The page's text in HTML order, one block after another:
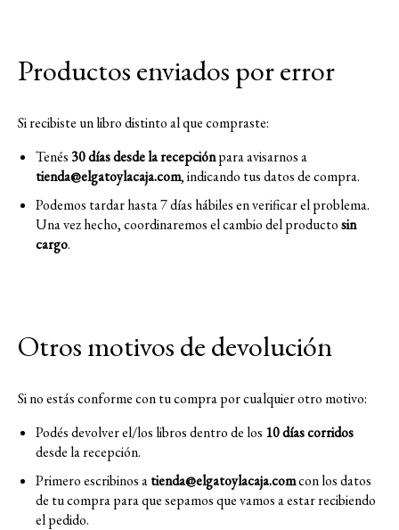
Productos enviados por error
Si recibiste un libro distinto al que compraste:
Tenés 30 días desde la recepciónpara avisarnos a
tienda@elgatoylacaja.com, indicando tus datos de compra.
Podemos tardar hasta 7 días hábiles en verificar el problema.
Una vez hecho, coordinaremos el cambio del productosin
cargo.
Otros motivos de devolución
Si no estás conforme con tu compra por cualquier otro motivo:
Podés devolver el/los libros dentro de los 10 días corridos
desde la recepción.
Primero escribinos atienda@elgatoylacaja.comcon los datos
de tu compra para que sepamos que vamos a estar recibiendo
el pedido.